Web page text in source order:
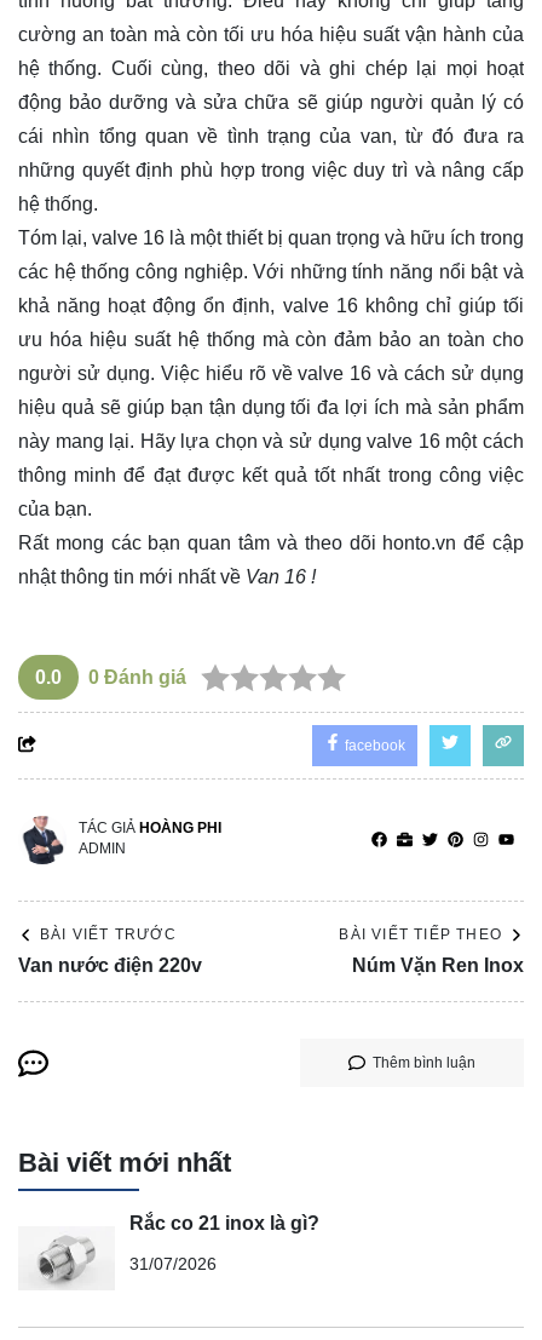
cường an toàn mà còn tối ưu hóa hiệu suất vận hành của
hệ thống. Cuối cùng, theo dõi và ghi chép lại mọi hoạt
động bảo dưỡng và sửa chữa sẽ giúp người quản lý có
cái nhìn tổng quan về tình trạng của van, từ đó đưa ra
những quyết định phù hợp trong việc duy trì và nâng cấp
hệ thống.
Tóm lại, valve 16 là một thiết bị quan trọng và hữu ích trong
các hệ thống công nghiệp. Với những tính năng nổi bật và
khả năng hoạt động ổn định, valve 16 không chỉ giúp tối
ưu hóa hiệu suất hệ thống mà còn đảm bảo an toàn cho
người sử dụng. Việc hiểu rõ về valve 16 và cách sử dụng
hiệu quả sẽ giúp bạn tận dụng tối đa lợi ích mà sản phẩm
này mang lại. Hãy lựa chọn và sử dụng valve 16 một cách
thông minh để đạt được kết quả tốt nhất trong công việc
của bạn.
Rất mong các bạn quan tâm và theo dõi honto.vn để cập
nhật thông tin mới nhất về Van 16 !
0.0 0 Đánh giá
facebook
TÁC GIẢ HOÀNG PHI
ADMIN
BÀI VIẾT TRƯỚC
Van nước điện 220v
BÀI VIẾT TIẾP THEO
Núm Vặn Ren Inox
Thêm bình luận
Bài viết mới nhất
Rắc co 21 inox là gì?
31/07/2026